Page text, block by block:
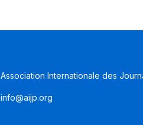
Association Internationale des
info@aijp.org